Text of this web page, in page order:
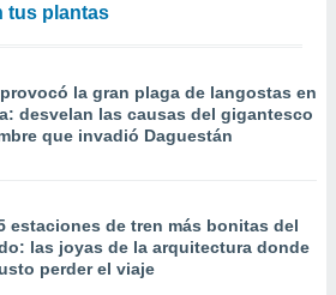
tus plantas
la gran plaga de langostas en
desvelan las causas del gigantesco
que invadió Daguestán
estaciones de tren más bonitas del
las joyas de la arquitectura donde
perder el viaje